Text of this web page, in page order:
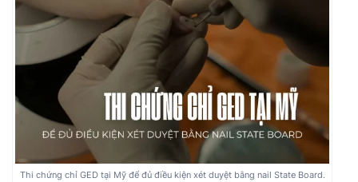
Thi chứng chỉ GED tại Mỹ để đủ điều kiện xét duyệt bằng nail State Board.